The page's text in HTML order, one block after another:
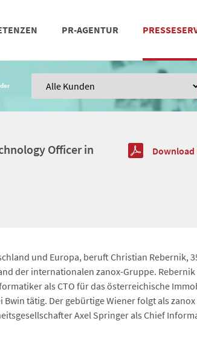
PR-AGENTUR
Officer in
und Europa, beruft Christian Rebernik,
der internationalen zanox-Gruppe.
als CTO für das österreichische
tätig. Der gebürtige Wiener folgt als zanox
Axel Springer als Chief